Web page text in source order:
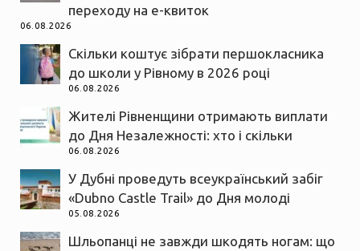
переходу на е-квиток
06.08.2026
Скільки коштує зібрати першокласника
до школи у Рівному в 2026 році
06.08.2026
Жителі Рівненщини отримають виплати
до Дня Незалежності: хто і скільки
06.08.2026
У Дубні проведуть всеукраїнський забіг
«Dubno Castle Trail» до Дня молоді
05.08.2026
Шльопанці не завжди шкодять ногам: що